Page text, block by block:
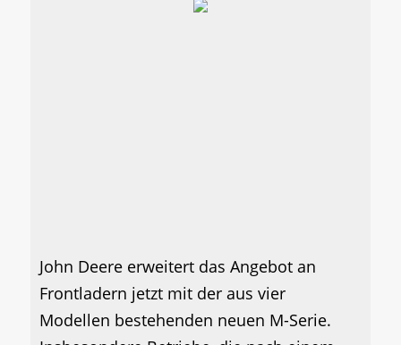
John Deere erweitert das Angebot an
Frontladern jetzt mit der aus vier
Modellen bestehenden neuen M-Serie.